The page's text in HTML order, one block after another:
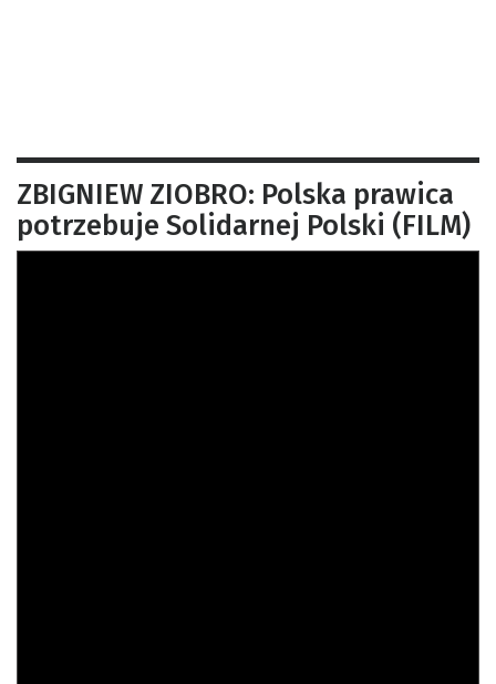
ZBIGNIEW ZIOBRO: Polska prawica
potrzebuje Solidarnej Polski (FILM)